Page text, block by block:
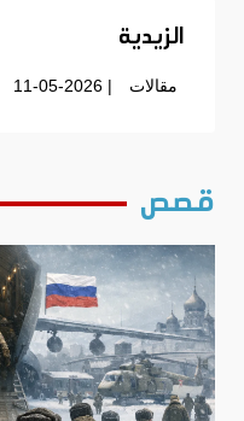
الزيدية
مقالات | 11-05-2026
قصص